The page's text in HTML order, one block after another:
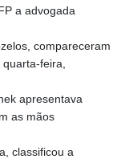
a advogada
compareceram
feira,
apresentava
as mãos
classificou a